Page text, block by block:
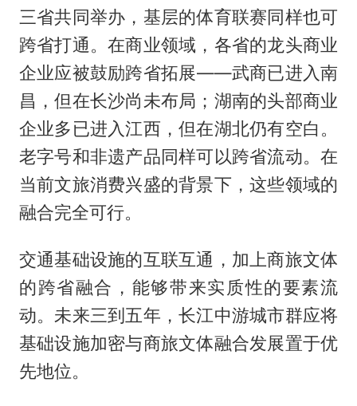
三省共同举办，基层的体育联赛同样也可
跨省打通。在商业领域，各省的龙头商业
企业应被鼓励跨省拓展——武商已进入南
昌，但在长沙尚未布局；湖南的头部商业
企业多已进入江西，但在湖北仍有空白。
老字号和非遗产品同样可以跨省流动。在
当前文旅消费兴盛的背景下，这些领域的
融合完全可行。
交通基础设施的互联互通，加上商旅文体
的跨省融合，能够带来实质性的要素流
动。未来三到五年，长江中游城市群应将
基础设施加密与商旅文体融合发展置于优
先地位。